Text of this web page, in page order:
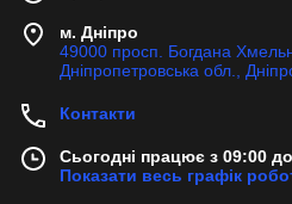
м. Дніпро
49000 просп. Богдана
Дніпропетровська обл.,
Контакти
Сьогодні працює з 09:00
Показати весь графік